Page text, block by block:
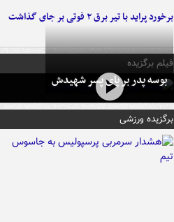
برخورد پراید با تیر برق ۲ فوتی بر جای گذاشت
فیلم برگزیده
بوسه‌ پدر بر پای پسر شهیدش
برگزیده ورزشی